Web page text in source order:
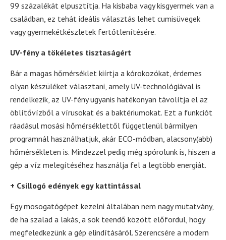
99 százalékát elpusztítja. Ha kisbaba vagy kisgyermek van a
családban, ez tehát ideális választás lehet cumisüvegek
vagy gyermekétkészletek fertőtlenítésére.
UV-fény a tökéletes tisztaságért
Bár a magas hőmérséklet kiírtja a kórokozókat, érdemes
olyan készüléket választani, amely UV-technológiával is
rendelkezik, az UV-fény ugyanis hatékonyan távolítja el az
öblítővízből a vírusokat és a baktériumokat. Ezt a funkciót
ráadásul mosási hőmérséklettől függetlenül bármilyen
programnál használhatjuk, akár ECO-módban, alacsony(abb)
hőmérsékleten is. Mindezzel pedig még spórolunk is, hiszen a
gép a víz melegítéséhez használja fel a legtöbb energiát.
+ Csillogó edények egy kattintással
Egy mosogatógépet kezelni általában nem nagy mutatvány,
de ha szalad a lakás, a sok teendő között előfordul, hogy
megfeledkezünk a gép elindításáról. Szerencsére a modern